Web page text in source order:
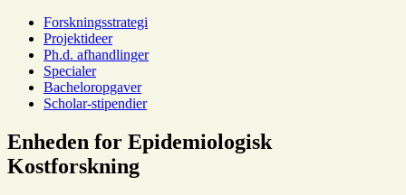
Forskningsstrategi
Projektideer
Ph.d. afhandlinger
Specialer
Bacheloropgaver
Scholar-stipendier
Enheden for Epidemiologisk
Kostforskning